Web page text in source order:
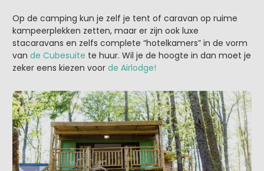
Op de camping kun je zelf je tent of caravan op ruime
kampeerplekken zetten, maar er zijn ook luxe
stacaravans en zelfs complete “hotelkamers” in de vorm
van de Cubesuite te huur. Wil je de hoogte in dan moet je
zeker eens kiezen voor de Airlodge!